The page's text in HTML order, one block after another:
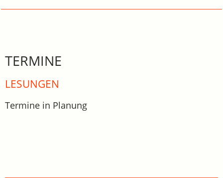
TERMINE
LESUNGEN
Termine in Planung